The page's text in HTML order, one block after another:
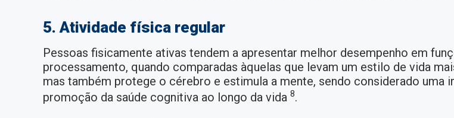
5. Atividade física regular
Pessoas fisicamente ativas tendem a apresentar melhor desempenho em
processamento, quando comparadas àquelas que levam um estilo de vida
mas também protege o cérebro e estimula a mente, sendo considerado uma
promoção da saúde cognitiva ao longo da vida 8.